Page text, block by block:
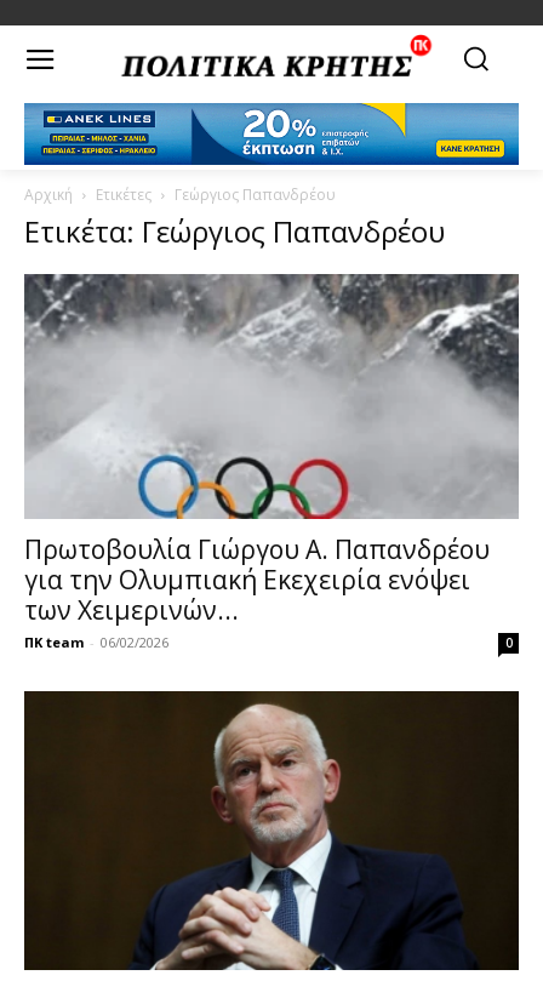
Αρχική Ετικέτες Γεώργιος Παπανδρέου
Ετικέτα: Γεώργιος Παπανδρέου
Πρωτοβουλία Γιώργου Α. Παπανδρέου
για την Ολυμπιακή Εκεχειρία ενόψει
των Χειμερινών...
ΠΚ team - 06/02/2026 0